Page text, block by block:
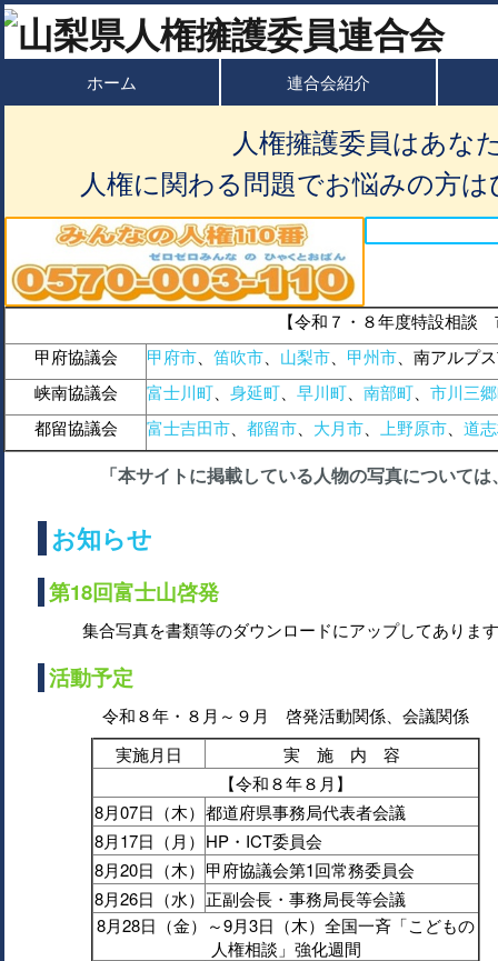
ホーム 連合会紹介
人権擁護委員はあな
人権に関わる問題でお悩みの方
【令和７・８年度特設相談
甲府協議会
甲府市 笛吹市 山梨市 甲州市 、南アルプ
峡南協議会
富士川町 身延町 早川町 南部町
市川三
都留協議会
富士吉田市 都留市 大月市 上野原市 道
「本サイトに掲載している人物の写真について
お知らせ
第18回富士山啓発
集合写真を書類等のダウンロードにアップしてありま
活動予定
令和８年・８月～９月 啓発活動関係、会議関係
実施月日
実 施 内 容
【令和８年８月】
8月07日（木） 都道府県事務局代表者会議
8月17日（月） HP・ICT委員会
8月20日（木） 甲府協議会第1回常務委員会
8月26日（水） 正副会長・事務局長等会議
8月28日（金）～9月3日（木）全国一斉「こどもの
人権相談」強化週間